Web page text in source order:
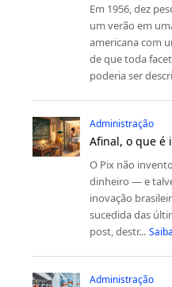
Em 1956, dez
um verão em
americana com
de que toda
poderia ser
Administração
Afinal, o que é
O Pix não
dinheiro — e
inovação
sucedida das
post, destr...
Administração